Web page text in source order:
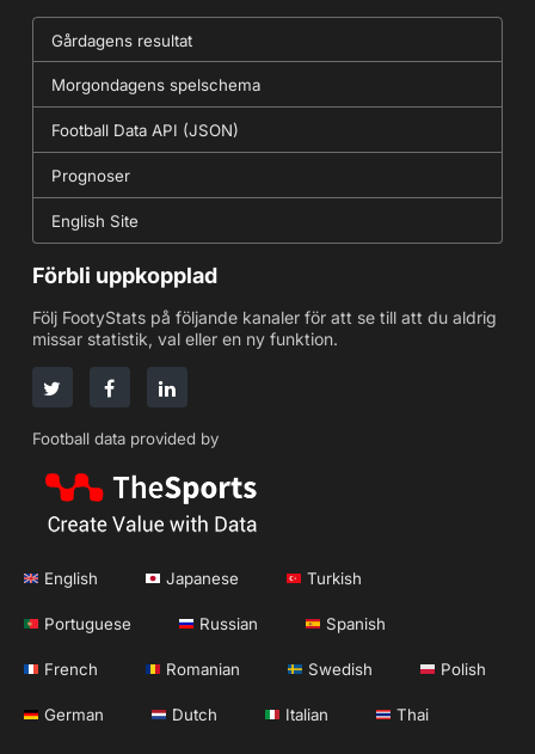
Gårdagens resultat
Morgondagens spelschema
Football Data API (JSON)
Prognoser
English Site
Förbli uppkopplad
Följ FootyStats på följande kanaler för att se till att du aldrig
missar statistik, val eller en ny funktion.
Football data provided by
English Japanese Turkish
Portuguese Russian Spanish
French Romanian Swedish Polish
German Dutch Italian Thai